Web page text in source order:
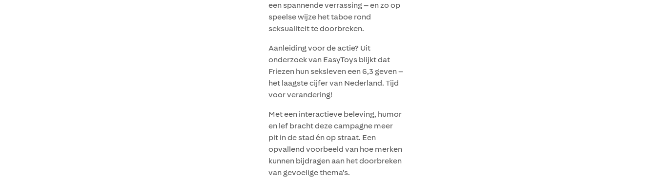
een spannende verrassing – en zo op
speelse wijze het taboe rond
seksualiteit te doorbreken.
Aanleiding voor de actie? Uit
onderzoek van EasyToys blijkt dat
Friezen hun seksleven een 6,3 geven –
het laagste cijfer van Nederland. Tijd
voor verandering!
Met een interactieve beleving, humor
en lef bracht deze campagne meer
pit in de stad én op straat. Een
opvallend voorbeeld van hoe merken
kunnen bijdragen aan het doorbreken
van gevoelige thema’s.